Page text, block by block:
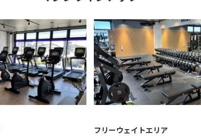
フリーウェイトエリア